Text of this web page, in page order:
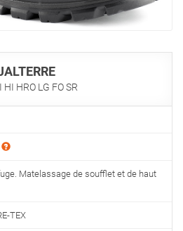
HI HRO LG FO SR
Matelassage de soufflet et de haut
TEX